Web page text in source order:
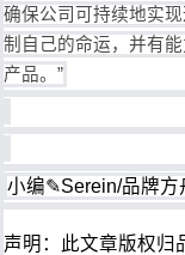
确保公司可持续地实
制自己的命运，并有
产品。”
小编✎Serein/品牌方
声明：此文章版权归